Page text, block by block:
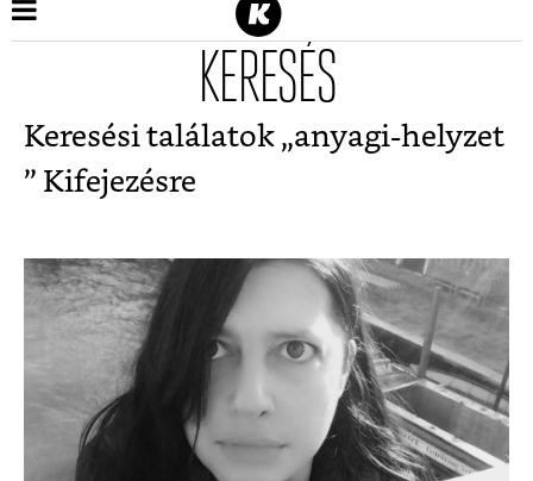
KERESÉS
Keresési találatok „anyagi-helyzet
” Kifejezésre